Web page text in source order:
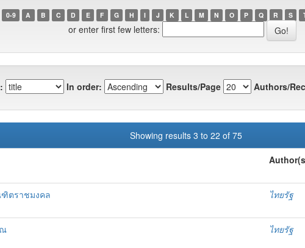
0-9 A B C D E F G H I J K L M N O P Q R S
or enter first few letters:
In order: Results/Page Authors/
Showing results 3 to 22 of 75
ฑิตราชมงคล ไทยรัฐ
ไทยรัฐ